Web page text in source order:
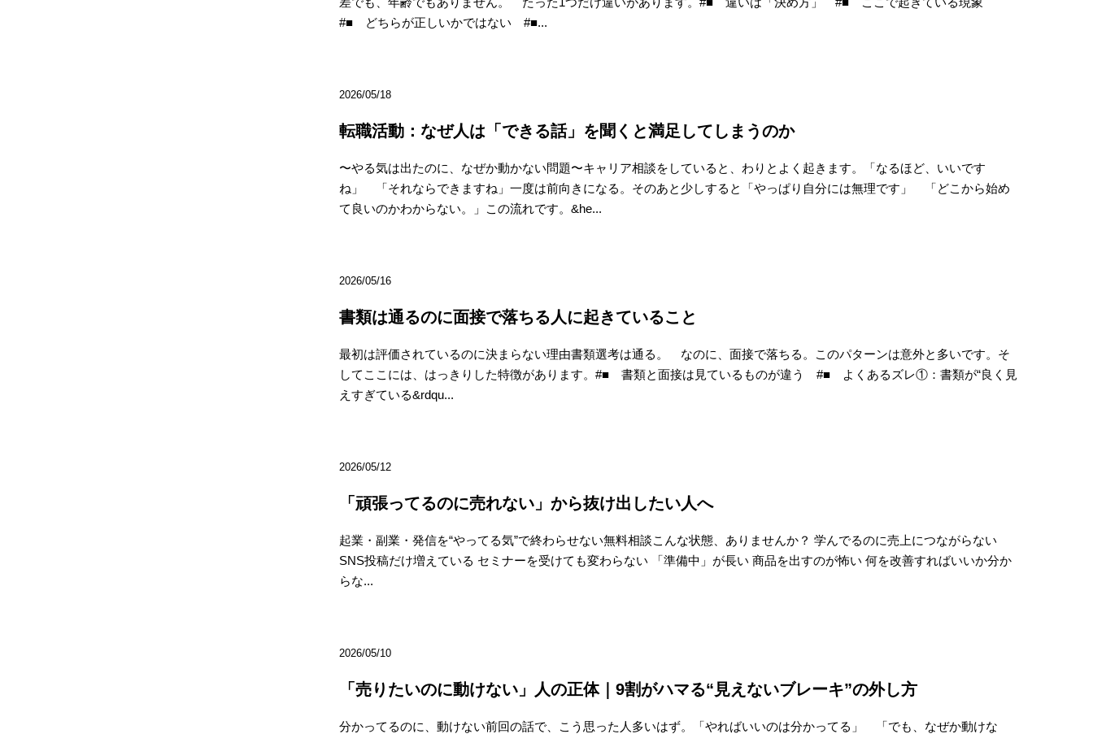
#■ どちらが正しいかではない #■...
2026/05/18
転職活動：なぜ人は「できる話」を聞くと満足してしまうのか
〜やる気は出たのに、なぜか動かない問題〜キャリア相談をしていると、わりとよく起きます。「なるほど、いいです
ね」 「それならできますね」一度は前向きになる。そのあと少しすると「やっぱり自分には無理です」 「どこから始め
て良いのかわからない。」この流れです。&he...
2026/05/16
書類は通るのに面接で落ちる人に起きていること
最初は評価されているのに決まらない理由書類選考は通る。 なのに、面接で落ちる。このパターンは意外と多いです。そ
してここには、はっきりした特徴があります。#■ 書類と面接は見ているものが違う #■ よくあるズレ①：書類が“良く見
えすぎている&rdqu...
2026/05/12
「頑張ってるのに売れない」から抜け出したい人へ
起業・副業・発信を“やってる気”で終わらせない無料相談こんな状態、ありませんか？ 学んでるのに売上につながらない
SNS投稿だけ増えている セミナーを受けても変わらない 「準備中」が長い 商品を出すのが怖い 何を改善すればいいか分か
らな...
2026/05/10
「売りたいのに動けない」人の正体｜9割がハマる“見えないブレーキ”の外し方
分かってるのに、動けない前回の話で、こう思った人多いはず。「やればいいのは分かってる」 「でも、なぜか動けな